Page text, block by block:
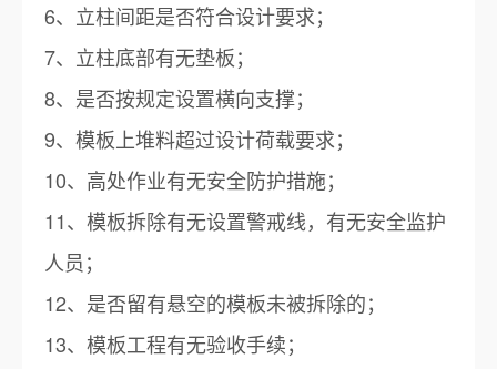
6、立柱间距是否符合设计要求；
7、立柱底部有无垫板；
8、是否按规定设置横向支撑；
9、模板上堆料超过设计荷载要求；
10、高处作业有无安全防护措施；
11、模板拆除有无设置警戒线，有无安全监护
人员；
12、是否留有悬空的模板未被拆除的；
13、模板工程有无验收手续；